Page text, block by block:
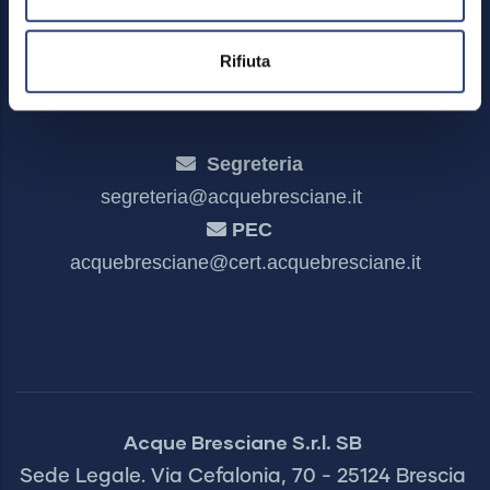
Rifiuta
Dichiarazione di accessibilità
Segreteria
segreteria@acquebresciane.it
PEC
acquebresciane@cert.acquebresciane.it
Acque Bresciane S.r.l. SB
Sede Legale. Via Cefalonia, 70 - 25124 Brescia